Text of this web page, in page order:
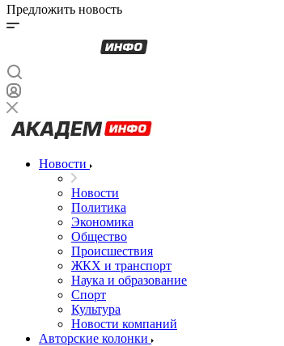
Предложить новость
Новости
Новости
Политика
Экономика
Общество
Происшествия
ЖКХ и транспорт
Наука и образование
Спорт
Культура
Новости компаний
Авторские колонки